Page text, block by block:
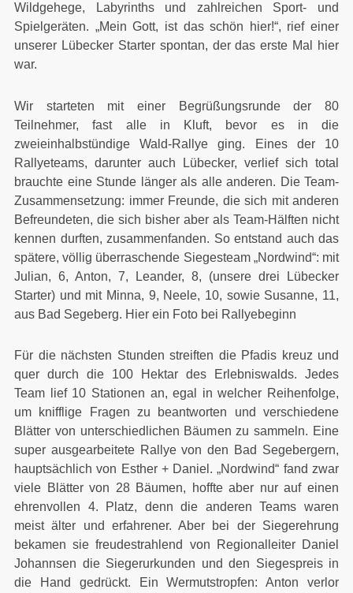
Wildgehege, Labyrinths und zahlreichen Sport- und
Spielgeräten. „Mein Gott, ist das schön hier!“, rief einer
unserer Lübecker Starter spontan, der das erste Mal hier
war.
Wir starteten mit einer Begrüßungsrunde der 80
Teilnehmer, fast alle in Kluft, bevor es in die
zweieinhalbstündige Wald-Rallye ging. Eines der 10
Rallyeteams, darunter auch Lübecker, verlief sich total
brauchte eine Stunde länger als alle anderen. Die Team-
Zusammensetzung: immer Freunde, die sich mit anderen
Befreundeten, die sich bisher aber als Team-Hälften nicht
kennen durften, zusammenfanden. So entstand auch das
spätere, völlig überraschende Siegesteam „Nordwind“: mit
Julian, 6, Anton, 7, Leander, 8, (unsere drei Lübecker
Starter) und mit Minna, 9, Neele, 10, sowie Susanne, 11,
aus Bad Segeberg. Hier ein Foto bei Rallyebeginn
Für die nächsten Stunden streiften die Pfadis kreuz und
quer durch die 100 Hektar des Erlebniswalds. Jedes
Team lief 10 Stationen an, egal in welcher Reihenfolge,
um knifflige Fragen zu beantworten und verschiedene
Blätter von unterschiedlichen Bäumen zu sammeln. Eine
super ausgearbeitete Rallye von den Bad Segebergern,
hauptsächlich von Esther + Daniel. „Nordwind“ fand zwar
viele Blätter von 28 Bäumen, hoffte aber nur auf einen
ehrenvollen 4. Platz, denn die anderen Teams waren
meist älter und erfahrener. Aber bei der Siegerehrung
bekamen sie freudestrahlend von Regionalleiter Daniel
Johannsen die Siegerurkunden und den Siegespreis in
die Hand gedrückt. Ein Wermutstropfen: Anton verlor